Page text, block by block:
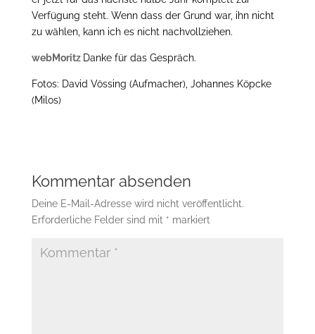
Verfügung steht. Wenn dass der Grund war, ihn nicht
zu wählen, kann ich es nicht nachvollziehen.
webMoritz Danke für das Gespräch.
Fotos: David Vössing (Aufmacher), Johannes Köpcke
(Milos)
Kommentar absenden
Deine E-Mail-Adresse wird nicht veröffentlicht.
Erforderliche Felder sind mit * markiert